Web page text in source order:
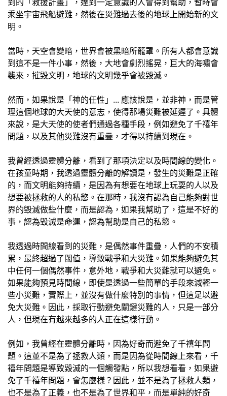
到的「救援計畫」，達到一定意識的人會得到幫助，暫時會
乘坐宇宙飛船避難，然後在災難過去後的地球上開始新的文
明。
當時，天空會變暗，世界會被黑暗所籠罩。所有人都會意識
到這不是一件小事，然後，大地會劇烈搖晃，巨大的海嘯會
襲來，摧毀文明，地球的文明幾乎會被毀滅。
然而，如果說是「神的任性」... 應該說是，並非神，而是管
理這個地球的大天使的意志，使得那場災難被延遲了。具體
來說，是大天使的使者們通過各種手段，例如避免了千禧年
問題，以及其他災難沒有重疊，才得以持續到現在。
我曾經透過靈體分離，看到了那項決定以及時間線的變化。
在孩童時期，我透過靈體分離的解讀是，發生的災難是正確
的，而文明能夠持續，是因為有想要在地球上玩耍的人以及
想要被拯救的人的私慾。在那時，我沒有認為自己能夠對世
界的毀滅做些什麼，而是認為，如果我幫助了，這是不好的
事，認為毀滅是命運，認為幫助是自己的私慾。
我透過時間線看到的災難，是偶然事件重疊，人們的不安積
累，最終超過了閾值，導致戰爭和大災難。如果能夠避免其
中任何一個偶然事件，意外地，戰爭和大災難就可以避免。
如果能夠預見時間線，即使是透過一些簡單的手段來減輕一
些小災難，實際上，並沒有做什麼特別的事情，但這足以避
免大災難。因此，採取行動避免關鍵災難的人，只是一部分
人，但現在有越來越多的人正在這樣行動。
例如，我曾經在靈體分離時，因為好奇而避免了千禧年問
題。這並不是為了拯救人類，而是因為從時間線上來看，千
禧年問題是導致毀滅的一個觸發點，所以我想看看，如果避
免了千禧年問題，會怎麼樣？因此，並不是為了拯救人類，
也不是為了正義，也不是為了世界和平，而是單純的好奇